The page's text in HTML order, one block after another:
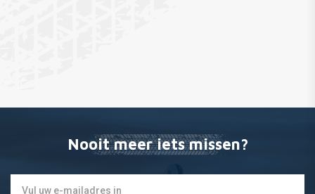
Nooit meer iets missen?